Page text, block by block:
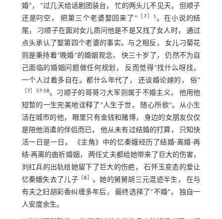
婚”， “过几天给话剧团装台， 忙的两头儿不见天， 但顺子
还是叼空， 把第三个老婆娶回来了”
［7 ］1。在小说的结
尾， 刁顺子在面对女儿质问他是不是又找了女人时， 通过
点头承认了娶第四个老婆的事实。与之相反， 女儿刁菊花
则是秉持着“晚婚”的婚姻观念， 快三十岁了， 仍然不为自
己面临的婚姻问题做任何规划， 反而觉得“找什么呀找，
一个人过着多自在。都什么年代了， 还谈婚论嫁的， 俗”
7］57-58。刁顺子的哥哥刁大军则属于不婚主义， 他用他
短暂的一生完美地诠释了“人生于世， 随心所欲”。从小生
活在城市的他， 眼里只有金钱和赌博， 身边的女朋友仅仅
是陪他消遣的伴侣而已， 他从未有过结婚的打算， 只知快
活一日是一日。 《主角》中的忆秦娥经历了结婚-离婚-再
结-再离的曲折婚姻， 两任丈夫都给她带来了巨大的伤害，
刘红兵的出轨给她留下了巨大的伤疤， 石怀玉变态的爱让
忆秦娥失去了儿子 ［8
。她的舅舅胡三元混迹半生， 在与
有夫之妇胡彩香纠缠多年后， 最终选择了“不婚”， 独自一
人安度余生。